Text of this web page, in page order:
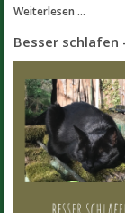
Weiterlesen ...
Besser schlafen